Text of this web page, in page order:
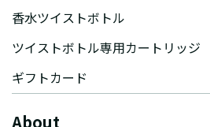
香水ツイストボトル
ツイストボトル専用カートリッジ
ギフトカード
About